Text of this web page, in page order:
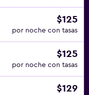
$125
por noche con tasas
$125
por noche con tasas
$129